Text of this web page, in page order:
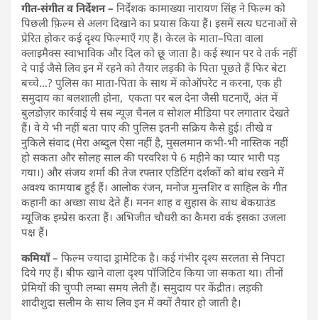
गीत-संगीत व निर्देशन – निर्देशक कामाख्या नारायण सिंह ने फिल्म को
पिछली फ़िल्म से अलग दिखाने का प्रयास किया हैं। इसमें सत्य घटनाओं से
प्रेरित होकर कई दृश्य फिल्माएँ गए हैं। केरल के माता–पिता वाला
क्लाइमैक्स स्वाभाविक और दिल को छू जाता है। कई स्थान पर वे तर्क नहीं
दे पाई जैसे लिव इन में रहने को तैयार लड़की के पिता पूछते हैं फिर बेटा
बच्चे…? पुलिस का माता-पिता के साथ में कोऑपरेट न करना, एक ही
समुदाय का बलशाली होना, एकता पर बल देना जैसी घटनाएँ, अंत में
बुलडोज़र कार्रवाई ये सब न्यूज़ चैनल व सोशल मीडिया पर लगातार देखते
हैं। वे ये भी नहीं बता पाए की पुलिस इतनी सक्रिय कैसे हुई। तीखे व
नुकिले संवाद (मेरा अब्दुल ऐसा नहीं है, मुसलमान कभी-भी नास्तिक नहीं
हो सकता और सोलह साल की परवरिश पे 6 महीने का प्यार भारी पड़
गया।) और संजय शर्मा की तेज रफ्तार एडिटिंग दर्शकों को बांध रखने में
अवश्य कामयाब हुई हैं। आलोक रंजन, मनोज मुन्तशिर व साहिल के गीत
कहानी का अच्छा साथ देते हैं। मनन शाह व सुहास के साथ बेकग्राउंड
म्यूजिक इम्प्रेस करता हैं। अभिजीत चौधरी का कैमरा वर्क इसका उजला
पक्ष हैं।
कमियाँ– फिल्म ज्यादा ड्रामेटिक है। कई गंभीर दृश्य सरलता से निपटा
दिये गए हैं। बीफ खाने वाला दृश्य पॉजिटिव किया जा सकता था। तीनों
प्रेमियों की चुप्पी लम्बा समय लेती हैं। समुदाय पर केंद्रीत। लड़की
शादीशुदा सलीम के साथ लिव इन में क्यों तैयार हो जाती है।